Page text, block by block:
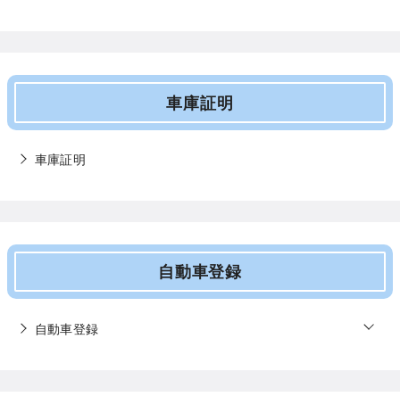
車庫証明
車庫証明
自動車登録
自動車登録 o